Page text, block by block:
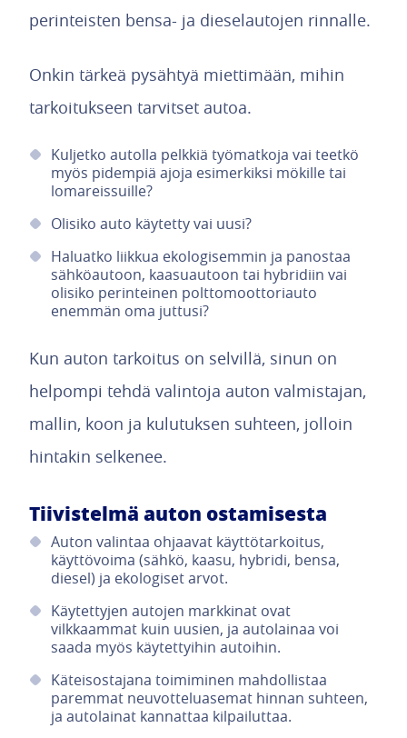
perinteisten bensa- ja dieselautojen rinnalle.
Onkin tärkeä pysähtyä miettimään, mihin
tarkoitukseen tarvitset autoa.
Kuljetko autolla pelkkiä työmatkoja vai teetkö
myös pidempiä ajoja esimerkiksi mökille tai
lomareissuille?
Olisiko auto käytetty vai uusi?
Haluatko liikkua ekologisemmin ja panostaa
sähköautoon, kaasuautoon tai hybridiin vai
olisiko perinteinen polttomoottoriauto
enemmän oma juttusi?
Kun auton tarkoitus on selvillä, sinun on
helpompi tehdä valintoja auton valmistajan,
mallin, koon ja kulutuksen suhteen, jolloin
hintakin selkenee.
Tiivistelmä auton ostamisesta
Auton valintaa ohjaavat käyttötarkoitus,
käyttövoima (sähkö, kaasu, hybridi, bensa,
diesel) ja ekologiset arvot.
Käytettyjen autojen markkinat ovat
vilkkaammat kuin uusien, ja autolainaa voi
saada myös käytettyihin autoihin.
Käteisostajana toimiminen mahdollistaa
paremmat neuvotteluasemat hinnan suhteen,
ja autolainat kannattaa kilpailuttaa.